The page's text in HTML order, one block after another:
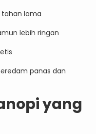
tahan lama
lebih ringan
panas dan
yang